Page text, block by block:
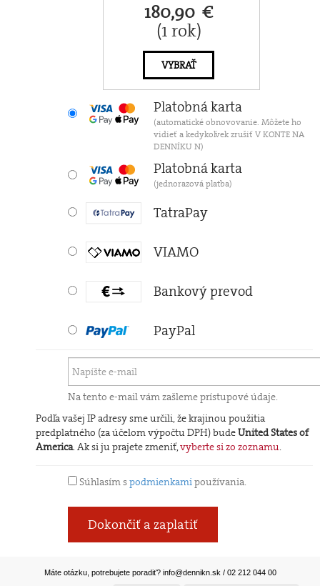
180,90 €
(1 rok)
VYBRAŤ
Platobná karta
(automatické obnovovanie. Môžete ho
vidieť a kedykoľvek zrušiť V KONTE NA
DENNÍKU N)
Platobná karta
(jednorazová platba)
TatraPay
VIAMO
Bankový prevod
PayPal
Na tento e-mail vám zašleme prístupové údaje.
Podľa vašej IP adresy sme určili, že krajinou použitia
predplatného (za účelom výpočtu DPH) budeUnited States of
America. Ak si ju prajete zmeniť,vyberte si zo zoznamu.
Súhlasím spodmienkamipoužívania.
Dokončiť a zaplatiť
Máte otázku, potrebujete poradiť? info@dennikn.sk / 02 212 044 00